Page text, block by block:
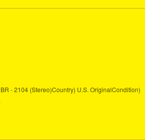
- 2104 (Stereo)Country) U.S. OriginalCondition)